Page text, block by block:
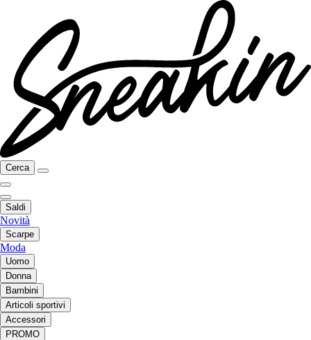
Cerca
Saldi
Novità
Scarpe
Moda
Uomo
Donna
Bambini
Articoli sportivi
Accessori
PROMO